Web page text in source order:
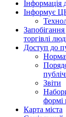
Інформує
торгівлі
Доступ до
Звіти
формі
Карта міста